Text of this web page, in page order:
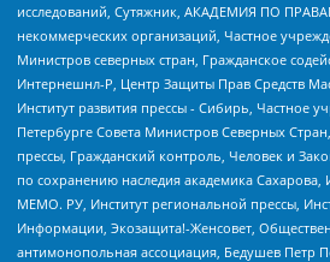
исследований, Сутяжник, АКАДЕМИЯ ПО
некоммерческих организаций, Частное
Министров северных стран, Гражданское
Интернешнл-Р, Центр Защиты Прав Средств
Институт развития прессы - Сибирь, Частное
Петербурге Совета Министров Северных
прессы, Гражданский контроль, Человек и
по сохранению наследия академика
МЕМО. РУ, Институт региональной прессы,
Информации, Экозащита!-Женсовет,
антимонопольная ассоциация, Бедушев Петр